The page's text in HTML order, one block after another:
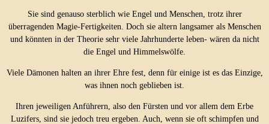
Sie sind genauso sterblich wie Engel und Menschen, trotz ihrer
überragenden Magie-Fertigkeiten. Doch sie altern langsamer als Menschen
und könnten in der Theorie sehr viele Jahrhunderte leben- wären da nicht
die Engel und Himmelswölfe.
Viele Dämonen halten an ihrer Ehre fest, denn für einige ist es das Einzige,
was ihnen noch geblieben ist.
Ihren jeweiligen Anführern, also den Fürsten und vor allem dem Erbe
Luzifers, sind sie jedoch treu ergeben. Auch, wenn sie oft schimpfen und